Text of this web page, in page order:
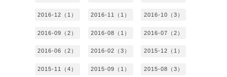
2016-12（1） 2016-11（1） 2016-10（3）
2016-09（2） 2016-08（1） 2016-07（2）
2016-06（2） 2016-02（3） 2015-12（1）
2015-11（4） 2015-09（1） 2015-08（3）